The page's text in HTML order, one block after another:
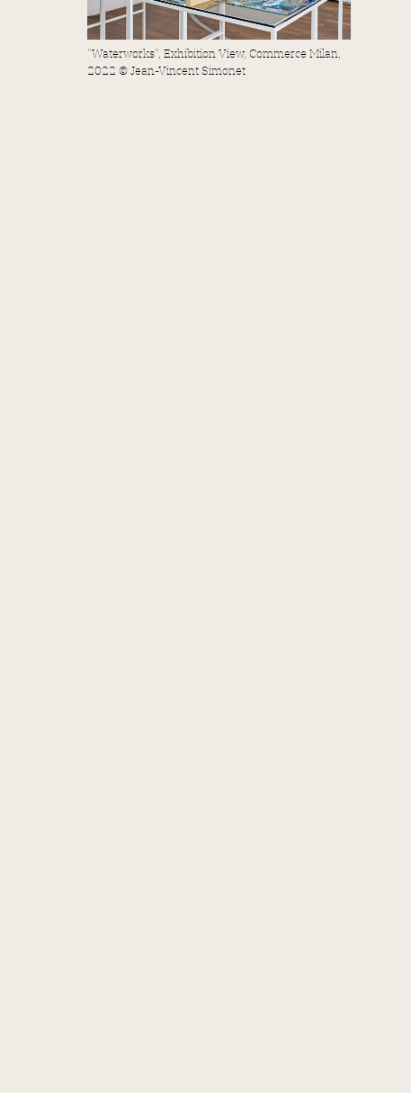
"Waterworks", Exhibition View, Commerce Milan,
2022 © Jean-Vincent Simonet